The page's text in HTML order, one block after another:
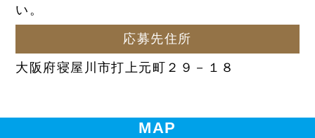
い。
応募先住所
大阪府寝屋川市打上元町２９－１８
MAP